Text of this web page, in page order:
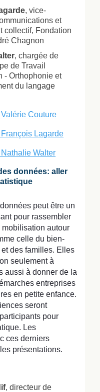
, vice-
et
collectif, Fondation
Chagnon
, chargée de
de Travail
- Orthophonie et
du langage
Couture
Lagarde
Walter
données: aller
peut être un
pour rassembler
autour
celle du bien-
des familles. Elles
seulement à
aussi à donner de la
entreprises
en petite enfance.
seront
pour
Les
ces derniers
présentations.
, directeur de